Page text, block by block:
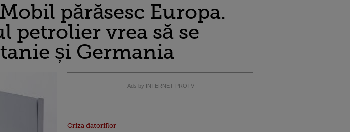
părăsesc Europa.
petrolier vrea să se
și Germania
Ads by INTERNET PROTV
Criza datoriilor